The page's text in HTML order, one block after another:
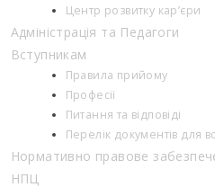
Центр розвитку кар’єри
Адміністрація та Педагоги
Вступникам
Правила прийому
Професії
Питання та відповіді
Перелік документів для
Нормативно правове
НПЦ